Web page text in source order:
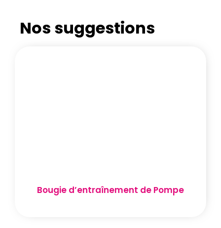
Nos suggestions
Bougie d’entraînement de Pompe